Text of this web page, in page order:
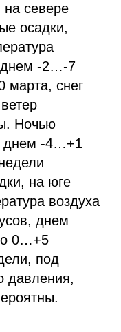
на севере
осадки,
днем -2…-7
марта, снег
Ночью
днем -4…+1
на юге
воздуха
днем
0…+5
под
давления,